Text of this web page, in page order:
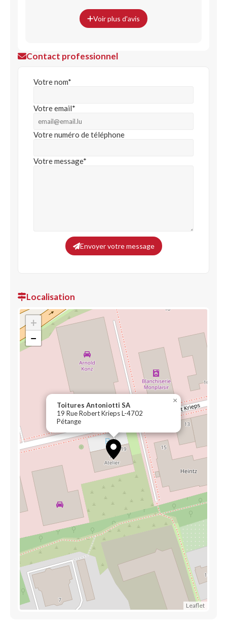
Voir plus d'avis
Contact professionnel
Votre nom*
Votre email*
Votre numéro de téléphone
Votre message*
Envoyer votre message
Localisation
Toitures Antoniotti SA
19 Rue Robert Krieps L-4702
Pétange
×
+
−
Leaflet